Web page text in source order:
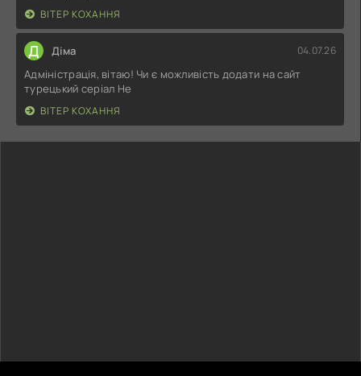
ВІТЕР КОХАННЯ
Д Діма 04.07.26
Адміністрація, вітаю! Чи є можливість додати на сайт
турецький серіал Не
ВІТЕР КОХАННЯ